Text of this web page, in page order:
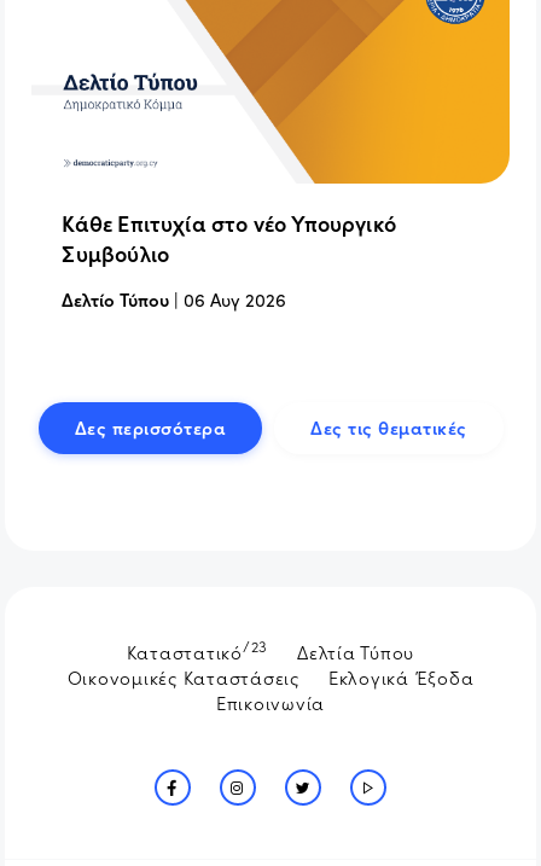
Κάθε Επιτυχία στο νέο Υπουργικό
Συμβούλιο
Δελτίο Τύπου |06 Αυγ 2026
Δες περισσότερα Δες τις θεματικές
Καταστατικό/23
Δελτία Τύπου
Οικονομικές Καταστάσεις
Εκλογικά Έξοδα
Επικοινωνία